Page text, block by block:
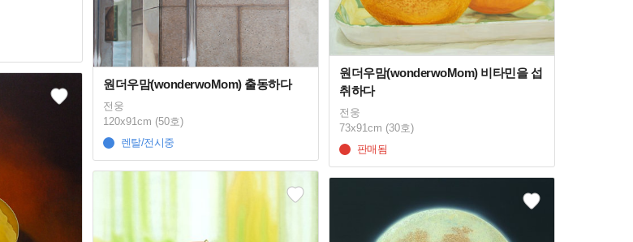
원더우맘(wonderwoMom) 출동하다
전웅
120x91cm (50호)
렌탈/전시중
원더우맘(wonderwoMom) 비타민을 섭
취하다
전웅
73x91cm (30호)
판매됨